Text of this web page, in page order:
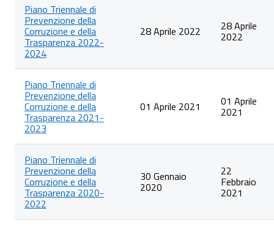
Piano Triennale di
Prevenzione della
Corruzione e della
Trasparenza 2022-
2024
28 Aprile 2022 28 Aprile
2022
Piano Triennale di
Prevenzione della
Corruzione e della
Trasparenza 2021-
2023
01 Aprile 2021 01 Aprile
2021
Piano Triennale di
Prevenzione della
Corruzione e della
Trasparenza 2020-
2022
30 Gennaio
2020
22
Febbraio
2021